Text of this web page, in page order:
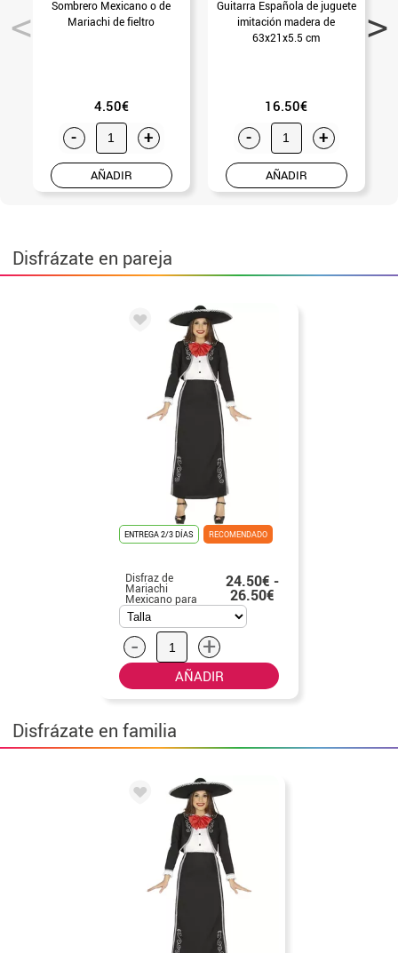
Sombrero Mexicano o de
Mariachi de fieltro
4.50€
- +
AÑADIR
Guitarra Española de juguete
imitación madera de
63x21x5.5 cm
16.50€
- +
AÑADIR
Disfrázate en pareja
ENTREGA 2/3 DÍAS RECOMENDADO
Disfraz de
Mariachi
Mexicano para
mujer
24.50€ -
26.50€
- +
AÑADIR
Disfrázate en familia